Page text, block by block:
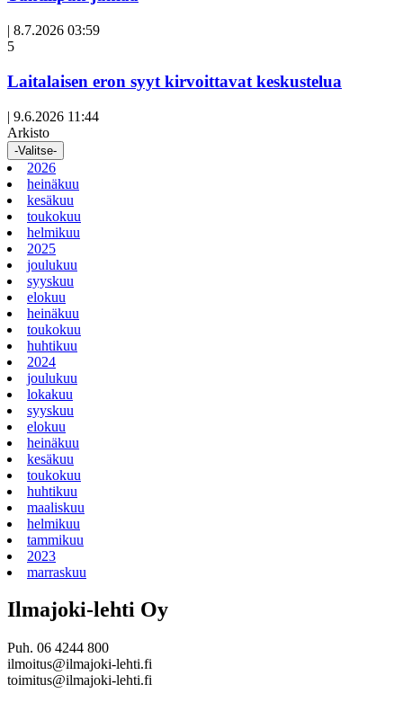
| 8.7.2026 03:59
Avoin
5
Laitalaisen eron syyt kirvoittavat keskustelua
| 9.6.2026 11:44
Arkisto
-Valitse-
2026
heinäkuu
kesäkuu
toukokuu
helmikuu
2025
joulukuu
syyskuu
elokuu
heinäkuu
toukokuu
huhtikuu
2024
joulukuu
lokakuu
syyskuu
elokuu
heinäkuu
kesäkuu
toukokuu
huhtikuu
maaliskuu
helmikuu
tammikuu
2023
marraskuu
Ilmajoki-lehti Oy
Puh. 06 4244 800
ilmoitus@ilmajoki-lehti.fi
toimitus@ilmajoki-lehti.fi